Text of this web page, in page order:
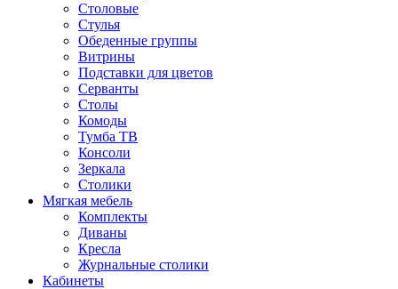
Столовые
Стулья
Обеденные группы
Витрины
Подставки для цветов
Серванты
Столы
Комоды
Тумба ТВ
Консоли
Зеркала
Столики
Мягкая мебель
Комплекты
Диваны
Кресла
Журнальные столики
Кабинеты